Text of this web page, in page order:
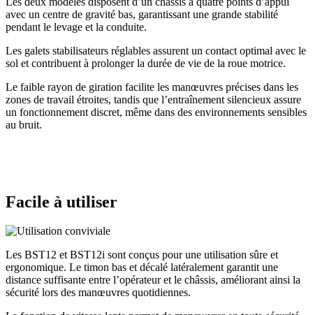
avec un centre de gravité bas, garantissant une grande stabilité
pendant le levage et la conduite.
Les galets stabilisateurs réglables assurent un contact optimal avec le
sol et contribuent à prolonger la durée de vie de la roue motrice.
Le faible rayon de giration facilite les manœuvres précises dans les
zones de travail étroites, tandis que l’entraînement silencieux assure
un fonctionnement discret, même dans des environnements sensibles
au bruit.
Facile à utiliser
Les BST12 et BST12i sont conçus pour une utilisation sûre et
ergonomique. Le timon bas et décalé latéralement garantit une
distance suffisante entre l’opérateur et le châssis, améliorant ainsi la
sécurité lors des manœuvres quotidiennes.